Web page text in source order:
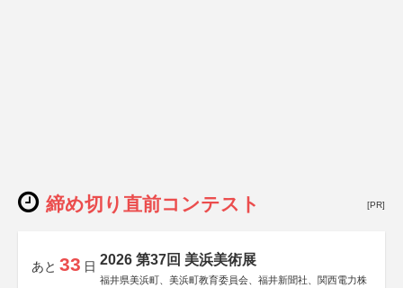
締め切り直前コンテスト [PR]
あと 33 日 2026 第37回 美浜美術展
福井県美浜町、美浜町教育委員会、福井新聞社、関西電力株